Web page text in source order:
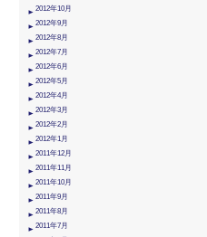
2012年10月
2012年9月
2012年8月
2012年7月
2012年6月
2012年5月
2012年4月
2012年3月
2012年2月
2012年1月
2011年12月
2011年11月
2011年10月
2011年9月
2011年8月
2011年7月